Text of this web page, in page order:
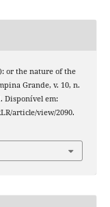
or the nature of the
Grande, v. 10, n.
Disponível em:
article/view/2090.